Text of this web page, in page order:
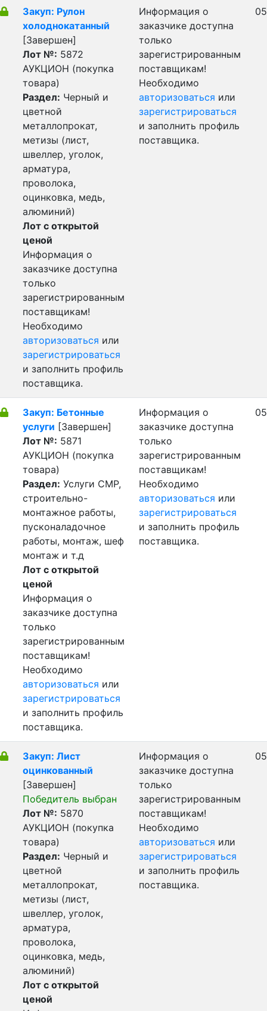
Закуп: Рулон
холоднокатанный
[Завершен]
Лот №: 5872
АУКЦИОН (покупка
товара)
Раздел: Черный и
цветной
металлопрокат,
метизы (лист,
швеллер, уголок,
арматура,
проволока,
оцинковка, медь,
алюминий)
Лот с открытой
ценой
Информация о
заказчике доступна
только
зарегистрированным
поставщикам!
Необходимо
авторизоваться или
зарегистрироваться
и заполнить профиль
поставщика.
Информация о
заказчике доступна
только
зарегистрированным
поставщикам!
Необходимо
авторизоваться или
зарегистрироваться
и заполнить профиль
поставщика.
Закуп: Бетонные
услуги [Завершен]
Лот №: 5871
АУКЦИОН (покупка
товара)
Раздел: Услуги СМР,
строительно-
монтажное работы,
пусконаладочное
работы, монтаж, шеф
монтаж и т.д
Лот с открытой
ценой
Информация о
заказчике доступна
только
зарегистрированным
поставщикам!
Необходимо
авторизоваться или
зарегистрироваться
и заполнить профиль
поставщика.
Информация о
заказчике доступна
только
зарегистрированным
поставщикам!
Необходимо
авторизоваться или
зарегистрироваться
и заполнить профиль
поставщика.
Закуп: Лист
оцинкованный
[Завершен]
Победитель выбран
Лот №: 5870
АУКЦИОН (покупка
товара)
Раздел: Черный и
цветной
металлопрокат,
метизы (лист,
швеллер, уголок,
арматура,
проволока,
оцинковка, медь,
алюминий)
Лот с открытой
ценой
Информация о
заказчике доступна
только
зарегистрированным
поставщикам!
Необходимо
авторизоваться или
зарегистрироваться
и заполнить профиль
поставщика.